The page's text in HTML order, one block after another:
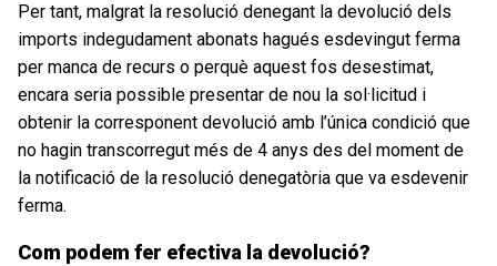
Per tant, malgrat la resolució denegant la devolució dels
imports indegudament abonats hagués esdevingut ferma
per manca de recurs o perquè aquest fos desestimat,
encara seria possible presentar de nou la sol·licitud i
obtenir la corresponent devolució amb l’única condició que
no hagin transcorregut més de 4 anys des del moment de
la notificació de la resolució denegatòria que va esdevenir
ferma.
Com podem fer efectiva la devolució?